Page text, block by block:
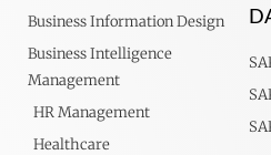
Business Information Design
Business Intelligence
Management
HR Management
Healthcare